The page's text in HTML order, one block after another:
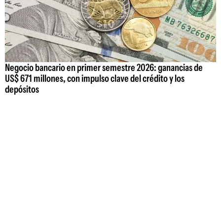
Negocio bancario en primer semestre 2026: ganancias de
US$ 671 millones, con impulso clave del crédito y los
depósitos